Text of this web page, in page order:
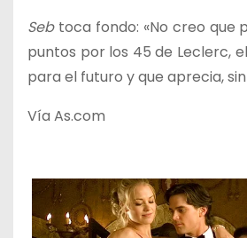
Sebtoca fondo: «No creo que
puntos por los 45 de Leclerc,
para el futuro y que aprecia,
Vía As.com